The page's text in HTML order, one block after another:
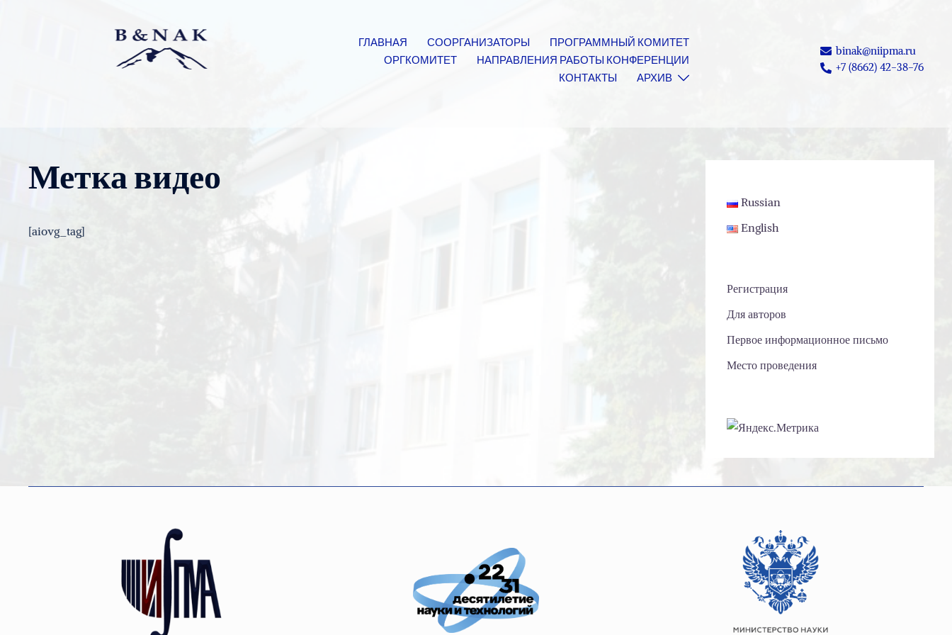
ГЛАВНАЯ СООРГАНИЗАТОРЫ
ПРОГРАММНЫЙ КОМИТЕТ
ОРГКОМИТЕТ
НАПРАВЛЕНИЯ РАБОТЫ КОНФЕРЕНЦИИ
КОНТАКТЫ
АРХИВ
binak@niipma.ru
+7 (8662) 42-38-76
Метка видео
[aiovg_tag]
Russian
English
Регистрация
Для авторов
Первое информационное письмо
Место проведения